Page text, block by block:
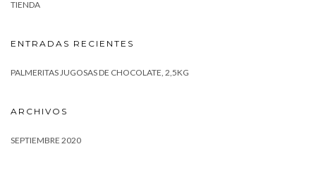
TIENDA
ENTRADAS RECIENTES
PALMERITAS JUGOSAS DE CHOCOLATE, 2,5KG
ARCHIVOS
SEPTIEMBRE 2020